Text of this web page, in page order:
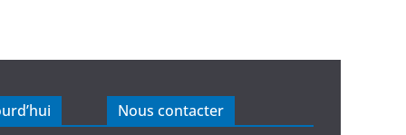
Nous contacter